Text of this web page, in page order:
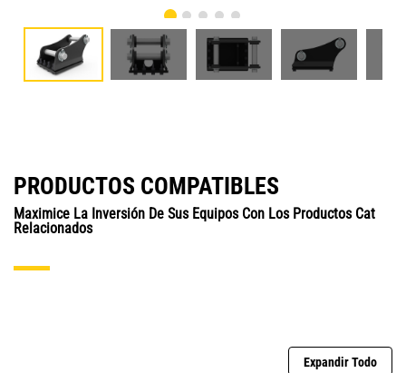
PRODUCTOS COMPATIBLES
Maximice La Inversión De Sus Equipos Con Los Productos Cat
Relacionados
Expandir Todo